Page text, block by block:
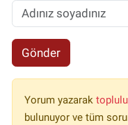
Gönder
Yorum yazarak
bulunuyor ve tüm